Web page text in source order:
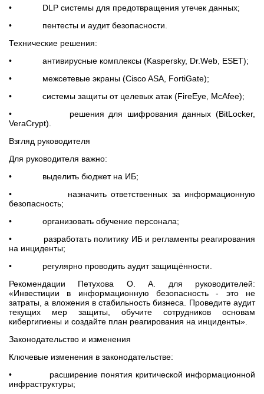
• DLP системы для предотвращения утечек данных;
• пентесты и аудит безопасности.
Технические решения:
• антивирусные комплексы (Kaspersky, Dr.Web, ESET);
• межсетевые экраны (Cisco ASA, FortiGate);
• системы защиты от целевых атак (FireEye, McAfee);
• решения для шифрования данных (BitLocker,
VeraCrypt).
Взгляд руководителя
Для руководителя важно:
• выделить бюджет на ИБ;
• назначить ответственных за информационную
безопасность;
• организовать обучение персонала;
• разработать политику ИБ и регламенты реагирования
на инциденты;
• регулярно проводить аудит защищённости.
Рекомендации Петухова О. А. для руководителей:
«Инвестиции в информационную безопасность - это не
затраты, а вложения в стабильность бизнеса. Проведите аудит
текущих мер защиты, обучите сотрудников основам
кибергигиены и создайте план реагирования на инциденты».
Законодательство и изменения
Ключевые изменения в законодательстве:
• расширение понятия критической информационной
инфраструктуры;